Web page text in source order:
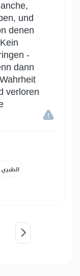
und
denen
-
dann
verloren
الطبري